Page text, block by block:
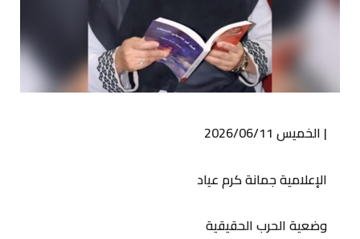
| الخميس 2026/06/11
الإعلامية جمانة كرم عياد
وضعية الحرب الحقيقية